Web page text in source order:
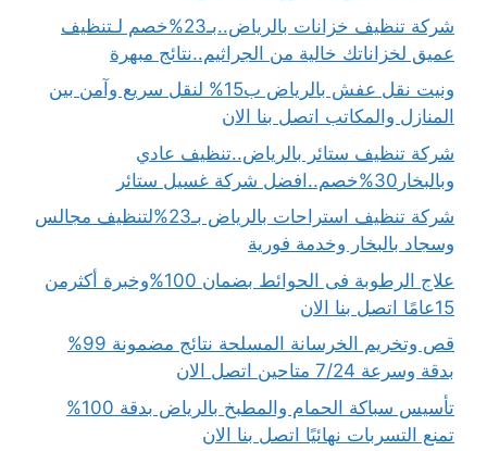
شركة تنظيف خزانات بالرياض..بـ23%خصم لـتنظيف
عميق لخزاناتك خالية من الجراثيم..نتائج مبهرة
ونيت نقل عفش بالرياض ب15% لنقل سريع وآمن بين
المنازل والمكاتب اتصل بنا الان
شركة تنظيف ستائر بالرياض..تنظيف عادي
وبالبخار30%خصم..افضل شركة غسيل ستائر
شركة تنظيف استراحات بالرياض بـ23%لتنظيف مجالس
وسجاد بالبخار وخدمة فورية
علاج الرطوبة فى الحوائط بضمان 100%وخبرة أكثرمن
15عامًا اتصل بنا الان
قص وتخريم الخرسانة المسلحة نتائج مضمونة 99%
بدقة وسرعة 7/24 متاحين اتصل الان
تأسيس سباكة الحمام والمطبخ بالرياض بدقة 100%
تمنع التسربات نهائيًا اتصل بنا الان